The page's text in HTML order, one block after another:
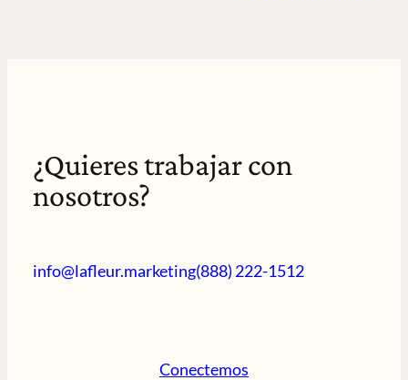
¿Quieres trabajar con
nosotros?
info@lafleur.marketing(888) 222-1512
Conectemos